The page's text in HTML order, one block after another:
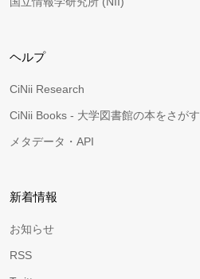
ヘルプ
CiNii Research
CiNii Books - 大学図書館の本をさがす
メタデータ・API
新着情報
お知らせ
RSS